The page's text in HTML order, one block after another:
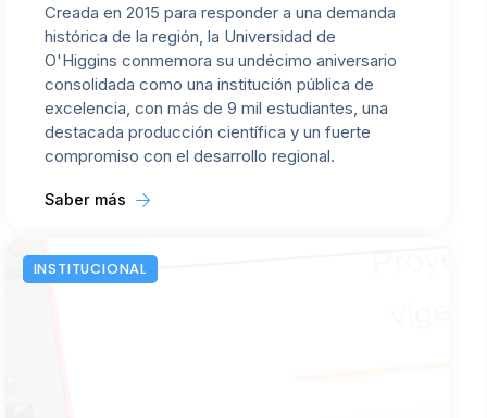
Creada en 2015 para responder a una demanda
histórica de la región, la Universidad de
O'Higgins conmemora su undécimo aniversario
consolidada como una institución pública de
excelencia, con más de 9 mil estudiantes, una
destacada producción científica y un fuerte
compromiso con el desarrollo regional.
Saber más
INSTITUCIONAL